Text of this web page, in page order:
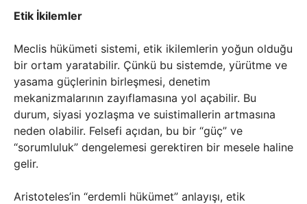
Etik İkilemler
Meclis hükümeti sistemi, etik ikilemlerin yoğun olduğu
bir ortam yaratabilir. Çünkü bu sistemde, yürütme ve
yasama güçlerinin birleşmesi, denetim
mekanizmalarının zayıflamasına yol açabilir. Bu
durum, siyasi yozlaşma ve suistimallerin artmasına
neden olabilir. Felsefi açıdan, bu bir “güç” ve
“sorumluluk” dengelemesi gerektiren bir mesele haline
gelir.
Aristoteles’in “erdemli hükümet” anlayışı, etik